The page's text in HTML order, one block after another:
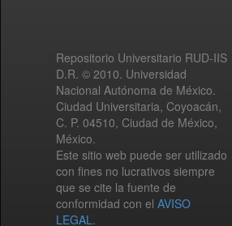
Repositorio Universitario RUD-IIS
D.R. © 2010. Universidad
Nacional Autónoma de México.
Ciudad Universitaria, Coyoacán,
C. P. 04510, Ciudad de México,
México.
Este sitio web puede ser utilizado
con fines no lucrativos siempre
que se cite la fuente de
conformidad con el AVISO
LEGAL.